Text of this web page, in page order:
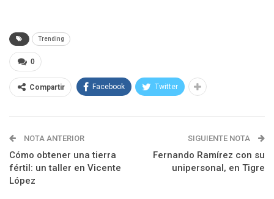
Trending
0
Compartir Facebook Twitter
NOTA ANTERIOR
Cómo obtener una tierra
fértil: un taller en Vicente
López
SIGUIENTE NOTA
Fernando Ramírez con su
unipersonal, en Tigre